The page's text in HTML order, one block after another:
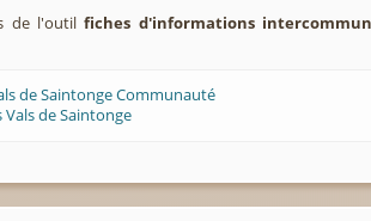
de l'outilfiches d'informations
de Saintonge Communauté
Vals de Saintonge